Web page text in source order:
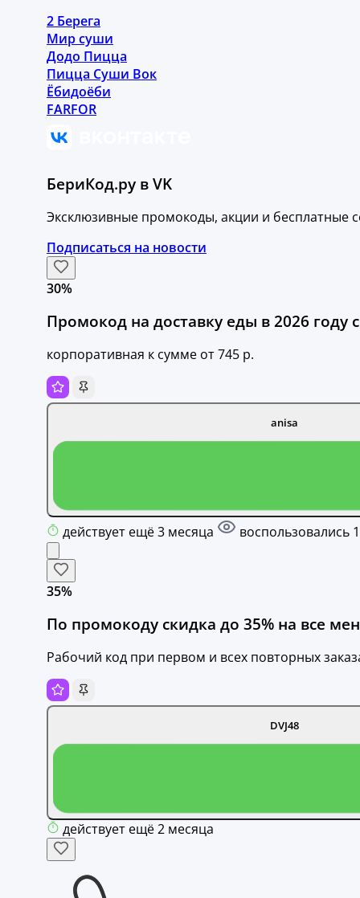
2 Берега
Мир суши
Додо Пицца
Пицца Суши Вок
Ёбидоёби
FARFOR
БериКод.ру в VK
Эксклюзивные промокоды, акции и бесплатные
Подписаться на новости
30%
Промокод на доставку еды в 2026 году
корпоративная к сумме от 745 р.
anisa
действует ещё 3 месяца воспользовались
35%
По промокоду скидка до 35% на все
Рабочий код при первом и всех повторных
DVJ48
действует ещё 2 месяца